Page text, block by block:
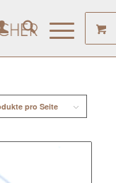
pro Seite